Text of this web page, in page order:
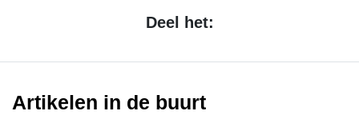
Deel het:
Artikelen in de buurt